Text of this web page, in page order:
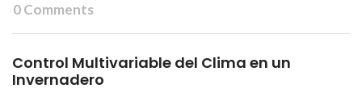
0 Comments
Control Multivariable del Clima en un
Invernadero